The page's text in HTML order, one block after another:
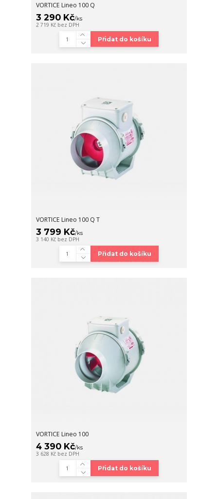
VORTICE Lineo 100 Q
3 290 Kč/ks
2 719 Kč bez DPH
Přidat do košíku
VORTICE Lineo 100 Q T
3 799 Kč/ks
3 140 Kč bez DPH
Přidat do košíku
VORTICE Lineo 100
4 390 Kč/ks
3 628 Kč bez DPH
Přidat do košíku